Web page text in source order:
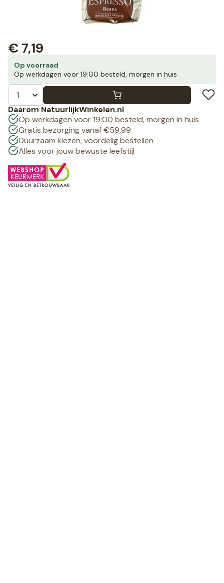
Op voorraad
Op werkdagen voor 19:00 besteld, morgen in huis
€ 7,19
Daarom NatuurlijkWinkelen.nl
Op werkdagen voor 19:00 besteld, morgen in huis
Gratis bezorging vanaf €59,99
Duurzaam kiezen, voordelig bestellen
Alles voor jouw bewuste leefstijl